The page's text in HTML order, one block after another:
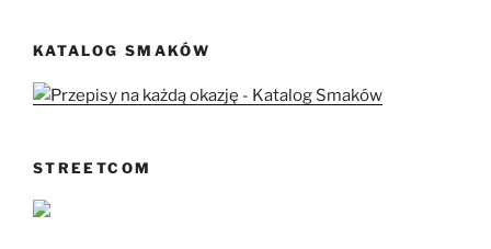
KATALOG SMAKÓW
STREETCOM